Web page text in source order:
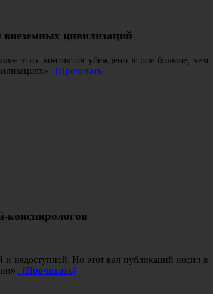
цивилизаций
этих контактов убеждено втрое больше, чем
[Прочитать]
конспирологов
недоступной. Но этот вал публикаций носил в
»
[Прочитать]